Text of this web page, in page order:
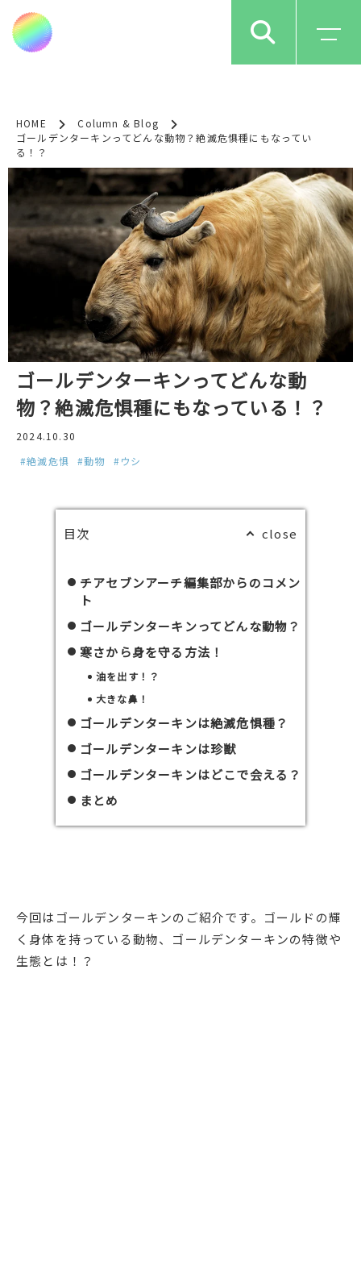
HOME
Column & Blog
ゴールデンターキンってどんな動物？絶滅危惧種にもなってい
る！？
ゴールデンターキンってどんな動
物？絶滅危惧種にもなっている！？
2024.10.30
#絶滅危惧
#動物 #ウシ
目次
チアセブンアーチ編集部からのコメン
ト
ゴールデンターキンってどんな動物？
寒さから身を守る方法！
油を出す！？
大きな鼻！
ゴールデンターキンは絶滅危惧種？
ゴールデンターキンは珍獣
ゴールデンターキンはどこで会える？
まとめ
今回はゴールデンターキンのご紹介です。ゴールドの輝
く身体を持っている動物、ゴールデンターキンの特徴や
生態とは！？